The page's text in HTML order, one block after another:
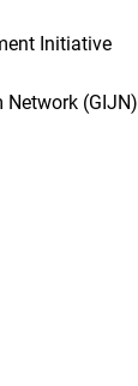
Initiative
(GIJN)